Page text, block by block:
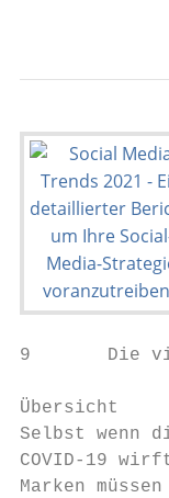
9       Die vier
Übersicht
Selbst wenn
COVID-19
Marken